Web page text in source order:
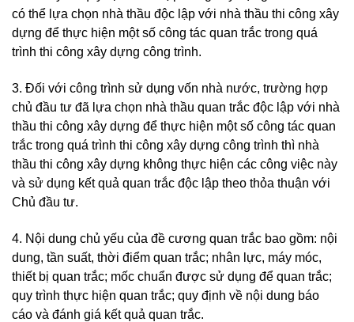
có thể lựa chọn nhà thầu độc lập với nhà thầu thi công xây
dựng để thực hiện một số công tác quan trắc trong quá
trình thi công xây dựng công trình.
3. Đối với công trình sử dụng vốn nhà nước, trường hợp
chủ đầu tư đã lựa chọn nhà thầu quan trắc độc lập với nhà
thầu thi công xây dựng để thực hiện một số công tác quan
trắc trong quá trình thi công xây dựng công trình thì nhà
thầu thi công xây dựng không thực hiện các công việc này
và sử dụng kết quả quan trắc độc lập theo thỏa thuận với
Chủ đầu tư.
4. Nội dung chủ yếu của đề cương quan trắc bao gồm: nội
dung, tần suất, thời điểm quan trắc; nhân lực, máy móc,
thiết bị quan trắc; mốc chuẩn được sử dụng để quan trắc;
quy trình thực hiện quan trắc; quy định về nội dung báo
cáo và đánh giá kết quả quan trắc.